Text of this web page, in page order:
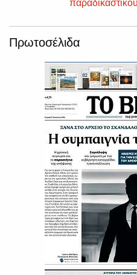
Πρωτοσέλιδα